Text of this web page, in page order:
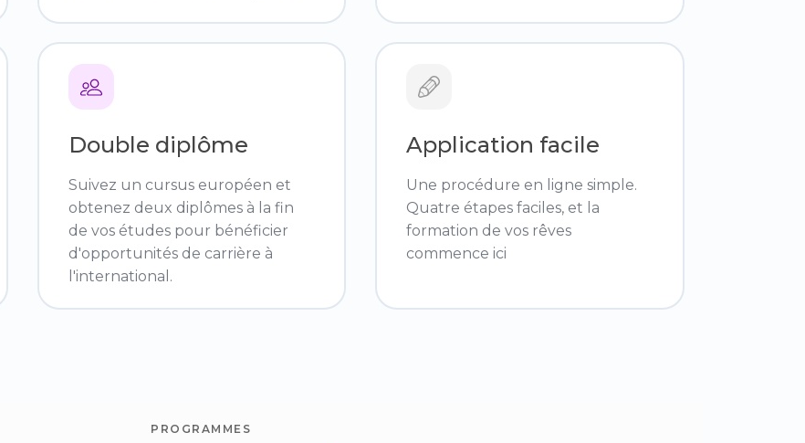
Double diplôme
Suivez un cursus européen et
obtenez deux diplômes à la fin
de vos études pour bénéficier
d'opportunités de carrière à
l'international.
Application facile
Une procédure en ligne simple.
Quatre étapes faciles, et la
formation de vos rêves
commence ici
PROGRAMMES